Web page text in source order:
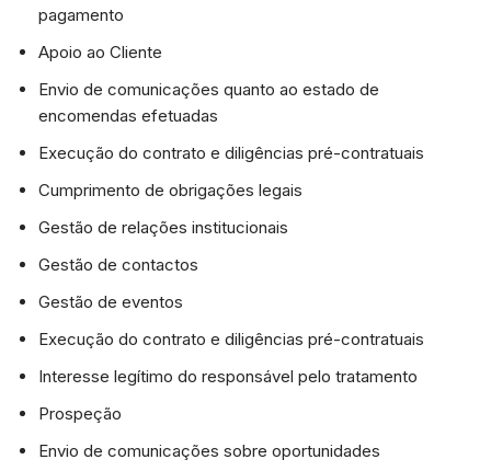
pagamento
Apoio ao Cliente
Envio de comunicações quanto ao estado de
encomendas efetuadas
Execução do contrato e diligências pré-contratuais
Cumprimento de obrigações legais
Gestão de relações institucionais
Gestão de contactos
Gestão de eventos
Execução do contrato e diligências pré-contratuais
Interesse legítimo do responsável pelo tratamento
Prospeção
Envio de comunicações sobre oportunidades